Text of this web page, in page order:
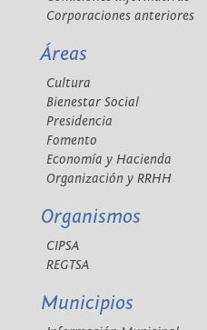
Corporaciones anteriores
Áreas
Cultura
Bienestar Social
Presidencia
Fomento
Economía y Hacienda
Organización y RRHH
Organismos
CIPSA
REGTSA
Municipios